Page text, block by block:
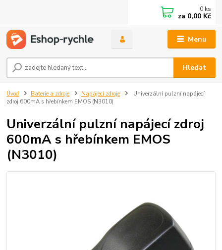
Menu
Hledat
0 ks
za 0,00 Kč
Úvod Baterie a zdroje Napájecí zdroje
Univerzální pulzní napájecí
zdroj 600mA s hřebínkem EMOS (N3010)
Univerzální pulzní napájecí zdroj
600mA s hřebínkem EMOS
(N3010)